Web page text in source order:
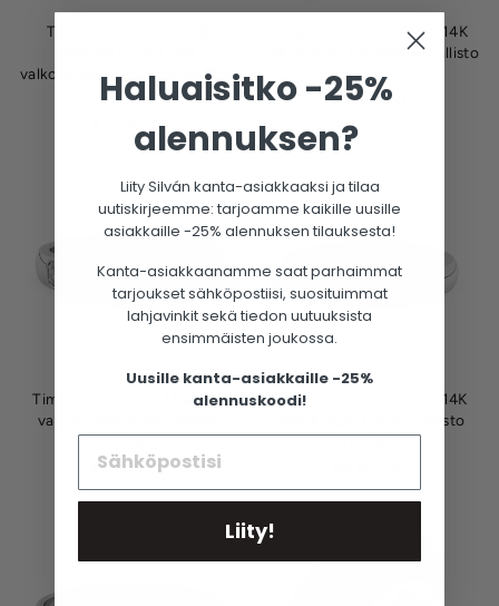
Timanttisormus pinkillä
valkokultaa, Charlotte-mallisto
SILVÁN
Timanttisormus 0,09ct, 14K
valkokultaa, Charlotte-mallisto
SILVÁN
€1.860,00
Timanttisormus 0,14ct, 14K
valkokultaa, Ariel-mallisto
€2.200,00
Timanttisormus 0,07ct, 14K
valkokultaa, Olivia-mallisto
Haluaisitko -25%
alennuksen?
Liity Silván kanta-asiakkaaksi ja tilaa
uutiskirjeemme: tarjoamme kaikille uusille
asiakkaille -25% alennuksen tilauksesta!
Kanta-asiakkaanamme saat parhaimmat
tarjoukset sähköpostiisi, suosituimmat
lahjavinkit sekä tiedon uutuuksista
ensimmäisten joukossa.
Uusille kanta-asiakkaille -25%
alennuskoodi!
Liity!